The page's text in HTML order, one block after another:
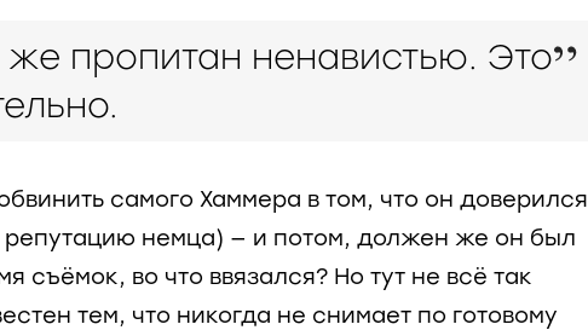
пропитан ненавистью. Это
самого Хаммера в том, что он доверился
репутацию немца) — и потом, должен же он был
съёмок, во что ввязался? Но тут не всё так
тем, что никогда не снимает по готовому